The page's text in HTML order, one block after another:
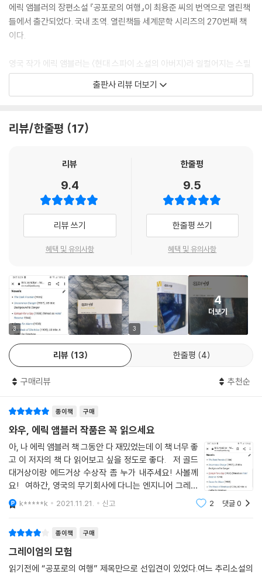
에릭 앰블러의 장편소설 『공포로의 여행』이 최용준 씨의 번역으로 열린책
들에서 출간되었다. 국내 초역. 열린책들 세계문학 시리즈의 270번째 책
이다.
영국 작가 에릭 앰블러는 〈현대 스파이 소설의 아버지〉라 일컬어지는 스릴
러 장르 문학의 거장으로, 당시까지 흥미 위주의 삼류 소설로만 취급되던
스릴러 장르의 수준을 높이 끌어올려 존경받을 수 있는 대상으로 변화시켰
전, 생생한 몰입감을 선사하는 이야기로 스릴러 장르에 큰 획을 그은 걸작
레이엄이 터키 정부와 비밀스러운 무기 거래 계약을 체결한 후 독일 정보
부의 추격을 받으며 벌어지는 스릴 넘치는 모험을 담았다. 전쟁에 돌입한
국가들의 치열한 암투 속에서 평범한 한 개인이 뜻하지 않은 위험에 휘말
려 들게 든다는 설정의 이야기로, 앰블러 소설들이 그렇듯 국제적인 스케
일의 사건들과 개인의 섬세한 심리 묘사가 절묘하게 어우러지며 긴장감을
제2차 세계 대전의 전운이 드리운 유럽. 영국 무기 제조사의 직원인 엔지니
어 그레이엄은 터키 정부와 비밀스러운 무기 거래 계약을 체결하고 오는
길에 독일 정보부가 보낸 암살자의 추격을 받는다. 터키 비밀경찰은 그레
이엄의 안전한 귀국을 위해 그를 소수 인원만 탑승하는 화물선에 승선시킨
다. 폐쇄된 배 안에는 비밀경찰이 사전에 신원을 확인해 둔 몇 명의 승객들
만 탑승해 있다. 헝가리 출신의 미녀 댄서, 독일 고고학자, 터키 담배 수출
레이엄이 그럭저럭 항해에 적응해 나갈 무렵, 배에서는 예상치 못한 사건
이처럼 이 작품의 가장 중요한 서스펜스는 주인공 그레이엄이 과연 죽음의
위협을 피해 무사히 고국으로 귀환할 수 있을까 하는 것이다. 배 안이라는
폐쇄된 공간 안에서 전쟁 중인 각국의 이해관계가 치열하게 충돌하는 첩보
전이 벌어지고, 그 안의 인물들 중 누가 어떤 방식으로 자신의 목숨을 노릴
지 알 수 없는 상황이 독자들로 하여금 그레이엄의 〈공포〉에 쉽게 몰입하게
하며 손에 땀을 쥐게 한다. 또한 다양한 계층과 사상을 드러내는 생생하고
개성적인 인물들 또한 독서의 재미를 더해 준다. 이러한 인물들 사이의 갈
등과 협력이 국제적인 스케일의 사건들과 연루되며, 다양한 두뇌 싸움과
반전, 서스펜스가 펼쳐진다.
이 작품은 또한 앰블러의 창작 인생에서 특히 중요한 시기로 평가받는 경
출판사 리뷰 더보기
리뷰/한줄평 17
리뷰
9.4
리뷰 쓰기
혜택 및 유의사항
한줄평
9.5
한줄평 쓰기
혜택 및 유의사항
3 3
4
더보기
리뷰 13 한줄평 4
구매리뷰 추천순
종이책 구매
와우, 에릭 앰블러 작품은 꼭 읽으세요
아, 나 에릭 앰블러 책 그동안 다 재밌었는데 이 책 너무 좋
고 이 저자의 책 다 읽어보고 싶을 정도로 좋다. 저 골드
대거상이랑 에드거상 수상작 좀 누가 내주세요! 사볼께
요! 여하간, 영국의 무기회사에 다니는 엔지니어 그레이
엄은 의외로 입담과 매너가 좋아서 비즈니스도 하기 위해
(무엇보다 기계를 잘아니 설명하고 설득하기 오죽 좋겠
k*****k 2021.11.21. 신고 2 댓글0
종이책 구매
그레이엄의 모험
읽기전에 “공포로의 여행” 제목만으로 선입견이 있었다.여느 추리소설의